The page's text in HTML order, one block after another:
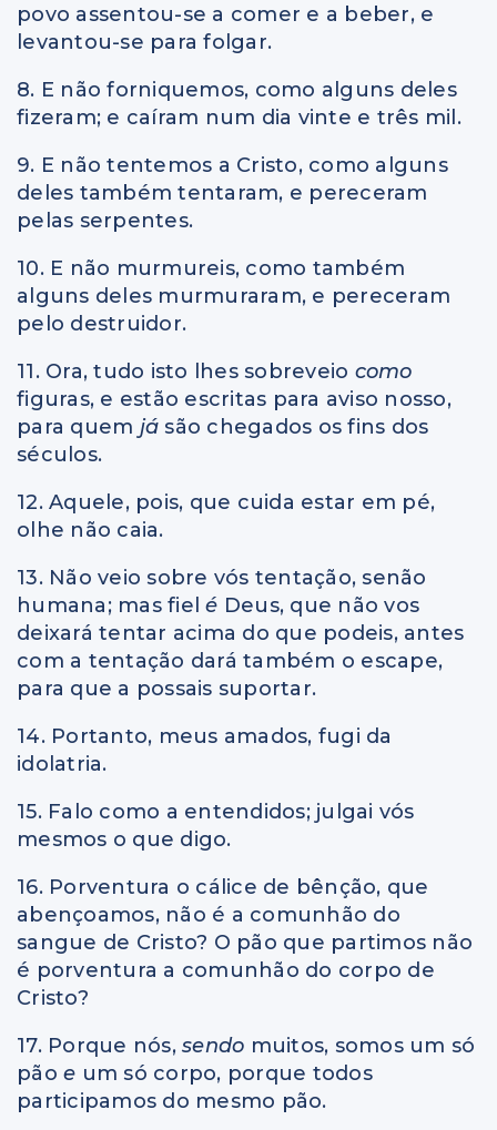
povo assentou-se a comer e a beber, e
levantou-se para folgar.
8. E não forniquemos, como alguns deles
fizeram; e caíram num dia vinte e três mil.
9. E não tentemos a Cristo, como alguns
deles também tentaram, e pereceram
pelas serpentes.
10. E não murmureis, como também
alguns deles murmuraram, e pereceram
pelo destruidor.
11. Ora, tudo isto lhes sobreveio como
figuras, e estão escritas para aviso nosso,
para quem jásão chegados os fins dos
séculos.
12. Aquele, pois, que cuida estar em pé,
olhe não caia.
13. Não veio sobre vós tentação, senão
humana; mas fielé Deus, que não vos
deixará tentar acima do que podeis, antes
com a tentação dará também o escape,
para que a possais suportar.
14. Portanto, meus amados, fugi da
idolatria.
15. Falo como a entendidos; julgai vós
mesmos o que digo.
16. Porventura o cálice de bênção, que
abençoamos, não é a comunhão do
sangue de Cristo? O pão que partimos não
é porventura a comunhão do corpo de
Cristo?
17. Porque nós, sendo muitos, somos um só
pão e um só corpo, porque todos
participamos do mesmo pão.